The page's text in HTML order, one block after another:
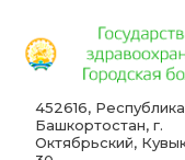
452616, Республика
Башкортостан, г.
Октябрьский,